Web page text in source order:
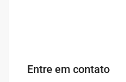
Entre em contato